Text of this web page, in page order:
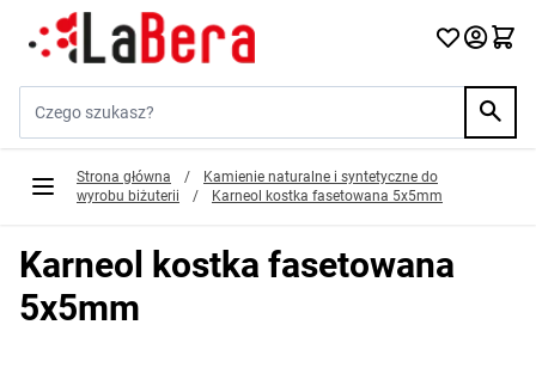
Przejdź do treści
Strona główna /
Kamienie naturalne i syntetyczne do
wyrobu biżuterii
/ Karneol kostka fasetowana 5x5mm
Karneol kostka fasetowana
5x5mm